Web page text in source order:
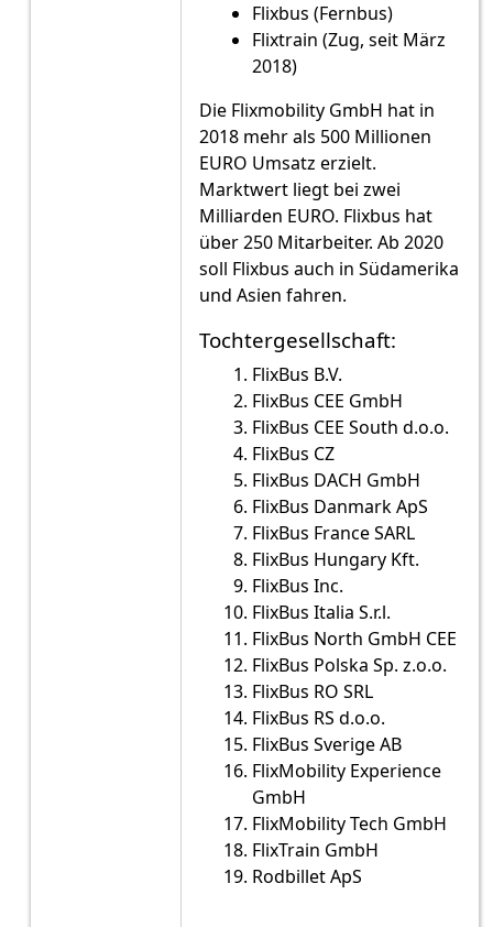
Flixbus (Fernbus)
Flixtrain (Zug, seit März
2018)
Die Flixmobility GmbH hat in
2018 mehr als 500 Millionen
EURO Umsatz erzielt.
Marktwert liegt bei zwei
Milliarden EURO. Flixbus hat
über 250 Mitarbeiter. Ab 2020
soll Flixbus auch in Südamerika
und Asien fahren.
Tochtergesellschaft:
FlixBus B.V.
FlixBus CEE GmbH
FlixBus CEE South d.o.o.
FlixBus CZ
FlixBus DACH GmbH
FlixBus Danmark ApS
FlixBus France SARL
FlixBus Hungary Kft.
FlixBus Inc.
FlixBus Italia S.r.l.
FlixBus North GmbH CEE
FlixBus Polska Sp. z.o.o.
FlixBus RO SRL
FlixBus RS d.o.o.
FlixBus Sverige AB
FlixMobility Experience
GmbH
FlixMobility Tech GmbH
FlixTrain GmbH
Rodbillet ApS